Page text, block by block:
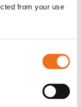
from your use